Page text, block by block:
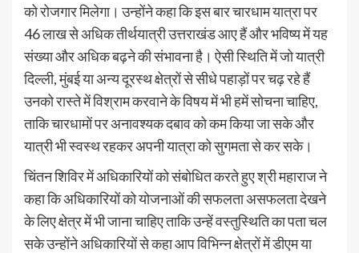
को रोजगार मिलेगा। उन्होंने कहा कि इस बार चारधाम यात्रा पर
46 लाख से अधिक तीर्थयात्री उत्तराखंड आए हैं और भविष्य में यह
संख्या और अधिक बढ़ने की संभावना है। ऐसी स्थिति में जो यात्री
दिल्ली, मुंबई या अन्य दूरस्थ क्षेत्रों से सीधे पहाड़ों पर चढ़ रहे हैं
उनको रास्ते में विश्राम करवाने के विषय में भी हमें सोचना चाहिए,
ताकि चारधामों पर अनावश्यक दबाव को कम किया जा सके और
यात्री भी स्वस्थ रहकर अपनी यात्रा को सुगमता से कर सके।
चिंतन शिविर में अधिकारियों को संबोधित करते हुए श्री महाराज ने
कहा कि अधिकारियों को योजनाओं की सफलता असफलता देखने
के लिए क्षेत्र में भी जाना चाहिए ताकि उन्हें वस्तुस्थिति का पता चल
सके उन्होंने अधिकारियों से कहा आप विभिन्न क्षेत्रों में डीएम या